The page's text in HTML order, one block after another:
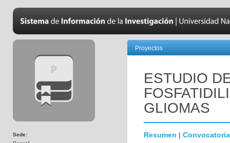
Sede:
Proyectos
ESTUDIO
GLIOMAS
Resumen | Convocatoria